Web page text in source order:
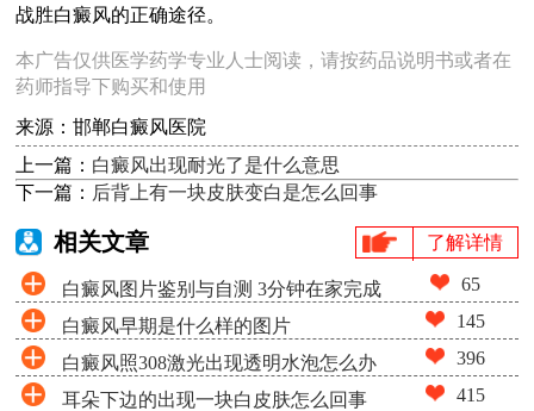
战胜白癜风的正确途径。
本广告仅供医学药学专业人士阅读，请按药品说明书或者在
药师指导下购买和使用
来源：邯郸白癜风医院
上一篇： 白癜风出现耐光了是什么意思
下一篇： 后背上有一块皮肤变白是怎么回事
相关文章 了解详情
白癜风图片鉴别与自测 3分钟在家完成
白斑筛查
65
白癜风早期是什么样的图片 145
白癜风照308激光出现透明水泡怎么办 396
耳朵下边的出现一块白皮肤怎么回事 415